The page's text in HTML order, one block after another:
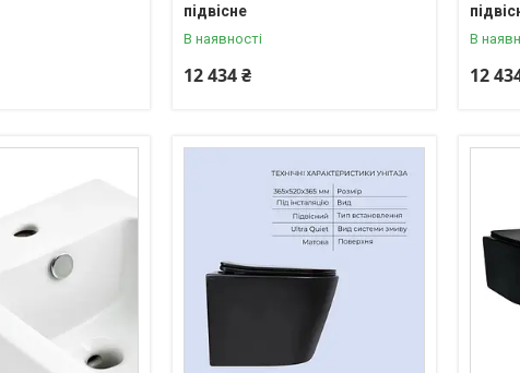
підвісне
В наявності
12 434 ₴
В
12